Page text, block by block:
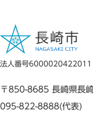
法人番号6000020422011
〒850-8685 長崎県長
095-822-8888(代表)